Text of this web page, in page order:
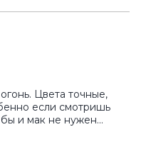
Цвета точные,
если смотришь
бы и мак не нужен…